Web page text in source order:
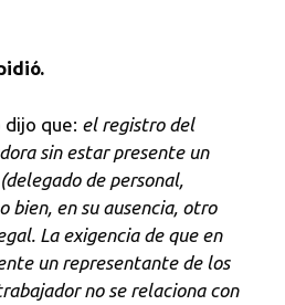
dijo que: el registro del
sin estar presente un
de personal,
bien, en su ausencia, otro
La exigencia de que en
un representante de los
no se relaciona con